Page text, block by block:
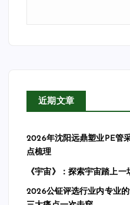
近期文章
2026年沈阳远鼎塑业PE管
点梳理
《宇宙》：探索宇宙踏上
2026公钲评选行业内专业